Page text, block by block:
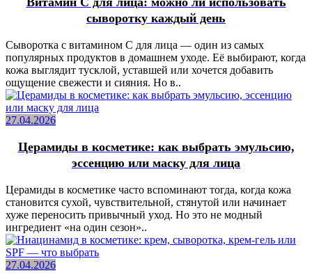
сыворотку каждый день
Сыворотка с витамином C для лица — один из самых
популярных продуктов в домашнем уходе. Её выбирают, когда
кожа выглядит тусклой, уставшей или хочется добавить
ощущение свежести и сияния. Но в..
27.04.2026
Церамиды в косметике: как выбрать эмульсию,
эссенцию или маску для лица
Церамиды в косметике часто вспоминают тогда, когда кожа
становится сухой, чувствительной, стянутой или начинает
хуже переносить привычный уход. Но это не модный
ингредиент «на один сезон»..
27.04.2026